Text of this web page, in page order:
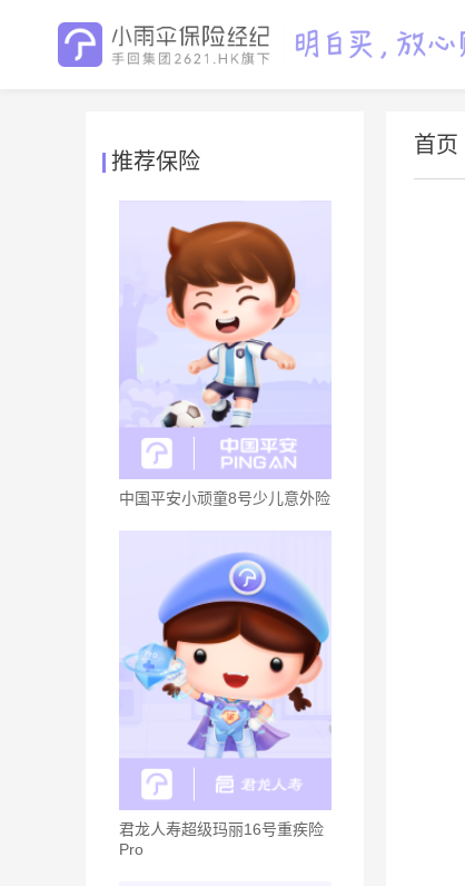
推荐保险
中国平安小顽童8号少儿意外险
君龙人寿超级玛丽16号重疾险
Pro
首页